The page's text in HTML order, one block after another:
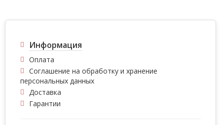
Информация
Оплата
Соглашение на обработку и хранение
персональных данных
Доставка
Гарантии